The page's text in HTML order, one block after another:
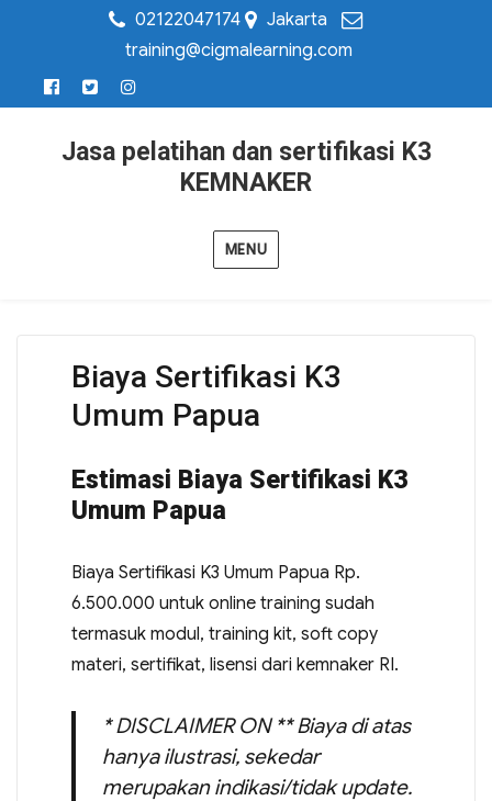
02122047174
Jakarta
training@cigmalearning.com
Jasa pelatihan dan sertifikasi K3
KEMNAKER
MENU
Biaya Sertifikasi K3
Umum Papua
Estimasi Biaya Sertifikasi K3
Umum Papua
Biaya Sertifikasi K3 Umum Papua Rp.
6.500.000 untuk online training sudah
termasuk modul, training kit, soft copy
materi, sertifikat, lisensi dari kemnaker RI.
* DISCLAIMER ON ** Biaya di atas
hanya ilustrasi, sekedar
merupakan indikasi/tidak update.